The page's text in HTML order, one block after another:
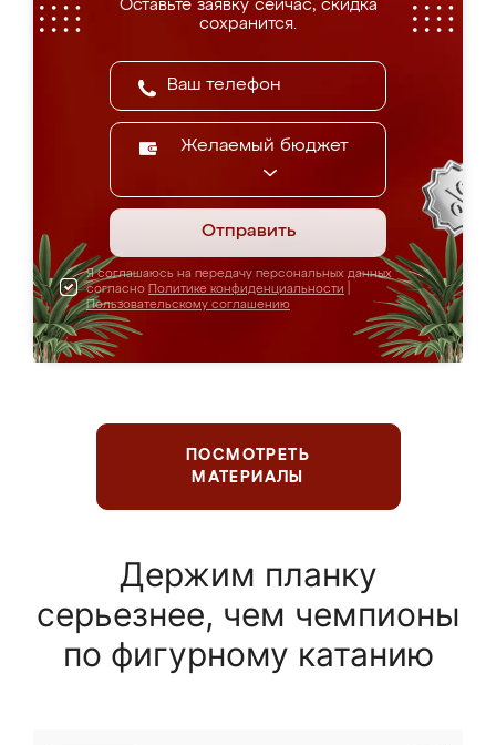
Оставьте заявку сейчас, скидка
сохранится.
Желаемый бюджет
Отправить
Я соглашаюсь на передачу персональных данных
согласно Политике конфиденциальности
Пользовательскому соглашению
ПОСМОТРЕТЬ
МАТЕРИАЛЫ
Держим планку
серьезнее, чем чемпионы
по фигурному катанию